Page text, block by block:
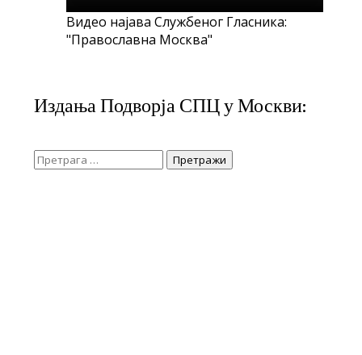
Видео најава Службеног Гласника:
"Православна Москва"
Издања Подворја СПЦ у Москви:
Претрага